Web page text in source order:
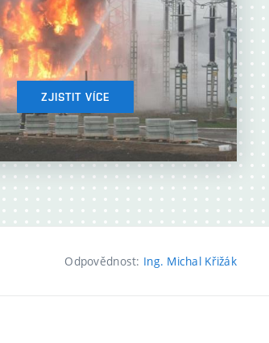
ZJISTIT VÍCE
Odpovědnost: Ing. Michal Křižák